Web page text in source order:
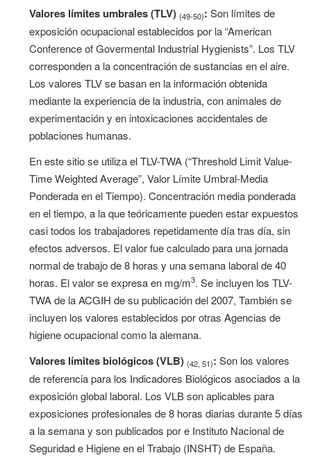
Valores límites umbrales (TLV) (49-50): Son límites de
exposición ocupacional establecidos por la “American
Conference of Govermental Industrial Hygienists”. Los TLV
corresponden a la concentración de sustancias en el aire.
Los valores TLV se basan en la información obtenida
mediante la experiencia de la industria, con animales de
experimentación y en intoxicaciones accidentales de
poblaciones humanas.
En este sitio se utiliza el TLV-TWA (“Threshold Limit Value-
Time Weighted Average”, Valor Límite Umbral-Media
Ponderada en el Tiempo). Concentración media ponderada
en el tiempo, a la que teóricamente pueden estar expuestos
casi todos los trabajadores repetidamente día tras día, sin
efectos adversos. El valor fue calculado para una jornada
normal de trabajo de 8 horas y una semana laboral de 40
horas. El valor se expresa en mg/m3. Se incluyen los TLV-
TWA de la ACGIH de su publicación del 2007, También se
incluyen los valores establecidos por otras Agencias de
higiene ocupacional como la alemana.
Valores límites biológicos (VLB) (42, 51): Son los valores
de referencia para los Indicadores Biológicos asociados a la
exposición global laboral. Los VLB son aplicables para
exposiciones profesionales de 8 horas diarias durante 5 días
a la semana y son publicados por e Instituto Nacional de
Seguridad e Higiene en el Trabajo (INSHT) de España.